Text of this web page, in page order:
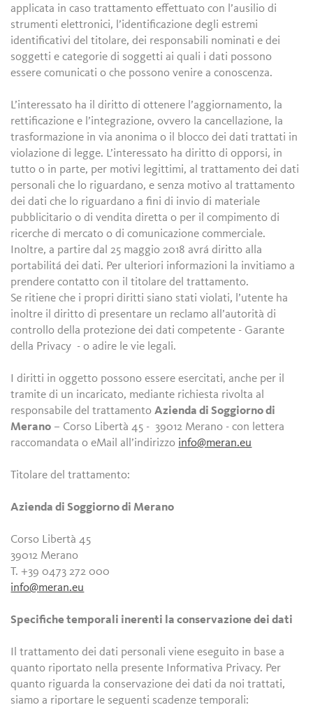
applicata in caso trattamento effettuato con l’ausilio di
strumenti elettronici, l’identificazione degli estremi
identificativi del titolare, dei responsabili nominati e dei
soggetti e categorie di soggetti ai quali i dati possono
essere comunicati o che possono venire a conoscenza.
L’interessato ha il diritto di ottenere l’aggiornamento, la
rettificazione e l’integrazione, ovvero la cancellazione, la
trasformazione in via anonima o il blocco dei dati trattati in
violazione di legge. L’interessato ha diritto di opporsi, in
tutto o in parte, per motivi legittimi, al trattamento dei dati
personali che lo riguardano, e senza motivo al trattamento
dei dati che lo riguardano a fini di invio di materiale
pubblicitario o di vendita diretta o per il compimento di
ricerche di mercato o di comunicazione commerciale.
Inoltre, a partire dal 25 maggio 2018 avrá diritto alla
portabilitá dei dati. Per ulteriori informazioni la invitiamo a
prendere contatto con il titolare del trattamento.
Se ritiene che i propri diritti siano stati violati, l’utente ha
inoltre il diritto di presentare un reclamo all’autorità di
controllo della protezione dei dati competente - Garante
della Privacy - o adire le vie legali.
I diritti in oggetto possono essere esercitati, anche per il
tramite di un incaricato, mediante richiesta rivolta al
responsabile del trattamentoAzienda di Soggiorno di
Merano – Corso Libertà 45 - 39012 Merano - con lettera
raccomandata o eMail all’indirizzo info@meran.eu
Titolare del trattamento:
Azienda di Soggiorno di Merano
Corso Libertà 45
39012 Merano
T. +39 0473 272 000
info@meran.eu
Specifiche temporali inerenti la conservazione dei dati
Il trattamento dei dati personali viene eseguito in base a
quanto riportato nella presente Informativa Privacy. Per
quanto riguarda la conservazione dei dati da noi trattati,
siamo a riportare le seguenti scadenze temporali: